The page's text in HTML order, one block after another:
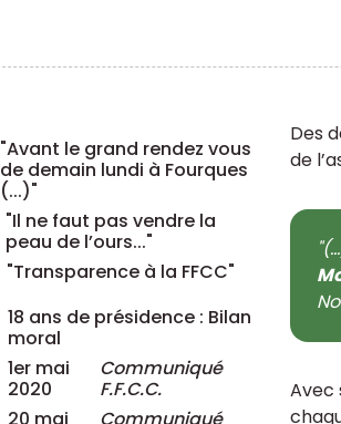
"Avant le grand rendez vous
de demain lundi à Fourques
(...)"
"Il ne faut pas vendre la
peau de l’ours..."
"Transparence à la FFCC"
18 ans de présidence : Bilan
moral
1er mai
2020
Communiqué
F.F.C.C.
Des
de
Avec